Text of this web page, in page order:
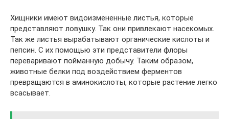
Хищники имеют видоизмененные листья, которые
представляют ловушку. Так они привлекают насекомых.
Так же листья вырабатывают органические кислоты и
пепсин. С их помощью эти представители флоры
переваривают пойманную добычу. Таким образом,
животные белки под воздействием ферментов
превращаются в аминокислоты, которые растение легко
всасывает.